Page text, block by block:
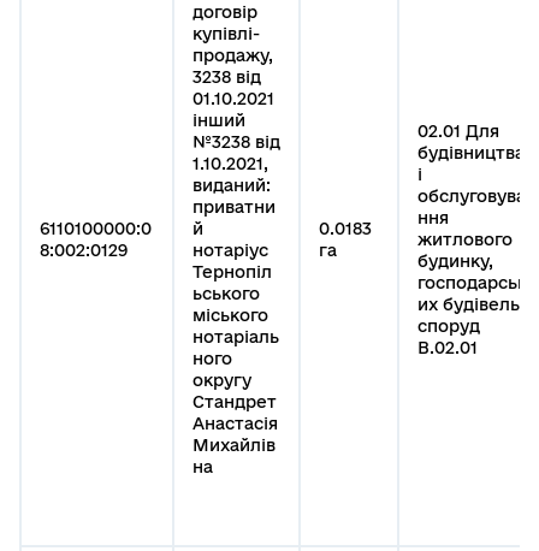
6110100000:0
8:002:0129
договір
купівлі-
продажу,
3238 від
01.10.2021
інший
№3238 від
1.10.2021,
виданий:
приватни
й
нотаріус
Тернопіл
ьського
міського
нотаріаль
ного
округу
Стандрет
Анастасія
Михайлів
на
0.0183
га
02.01 Для
будівництва
і
обслуговува
ння
житлового
будинку,
господарськ
их будівель і
споруд
B.02.01